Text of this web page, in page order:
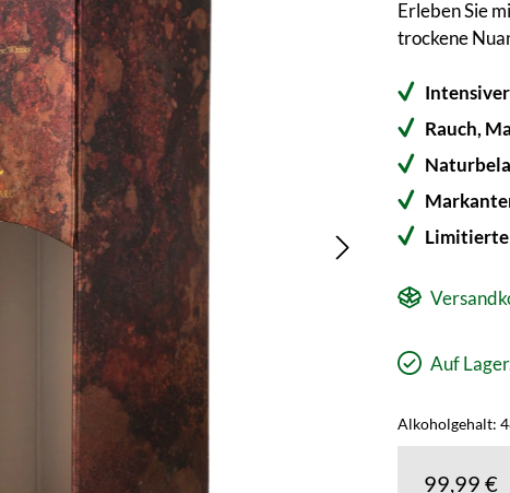
Erleben Sie
trockene
Rauch,
Auf
Alkoholgehalt:
99,99 €